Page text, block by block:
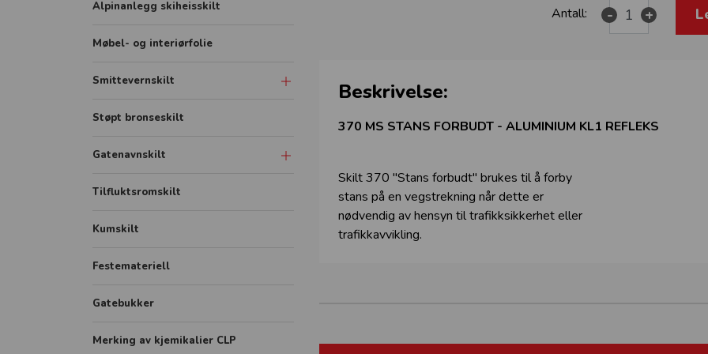
Alpinanlegg skiheisskilt
Møbel- og interiørfolie
Smittevernskilt
Banner
Skilt
Sonemarkering - Sklisikker gulvfolie
gulvfolie
Hygieneskjermer
Støpt bronseskilt
Gatenavnskilt
Gatenavn refleks aluminium
Tilfluktsromskilt
Kumskilt
Festemateriell
Gatebukker
Merking av kjemikalier CLP
Antall: - +
Beskrivelse:
370 MS STANS FORBUDT - ALUMINIUM KL1 REFLEKS
Skilt 370 "Stans forbudt" brukes til å forby
stans på en vegstrekning når dette er
nødvendig av hensyn til trafikksikkerhet eller
trafikkavvikling.